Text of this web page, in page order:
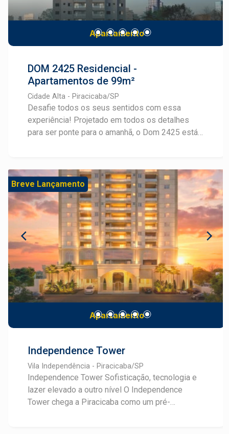
Apartamento
DOM 2425 Residencial -
Apartamentos de 99m²
Cidade Alta - Piracicaba/SP
Desafie todos os seus sentidos com essa
experiência! Projetado em todos os detalhes
para ser ponte para o amanhã, o Dom 2425 está
personalizáveis, com 99m² e até 3 suítes. Além
disso, o Dom 2425 conta com espaços
sofisticados de lazer e bem-estar, projetados
para todos os gostos e sentidos. Conheça mais
sobre este empreendimento e converse com um
especialista Frias Neto em Lançamentos.
Breve Lançamento
Apartamento
Independence Tower
Vila Independência - Piracicaba/SP
Independence Tower Sofisticação, tecnologia e
lazer elevado a outro nível O Independence
Tower chega a Piracicaba como um pré-